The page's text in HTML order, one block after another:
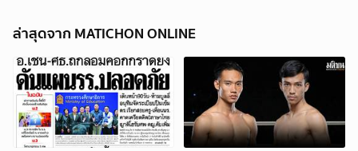
ล่าสุดจาก MATICHON ONLINE